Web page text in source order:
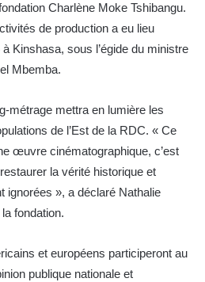
Charlène Moke Tshibangu.
de production a eu lieu
Kinshasa, sous l’égide du ministre
Mbemba.
métrage mettra en lumière les
de l’Est de la RDC. « Ce
œuvre cinématographique, c’est
la vérité historique et
ignorées », a déclaré Nathalie
fondation.
et européens participeront au
publique nationale et